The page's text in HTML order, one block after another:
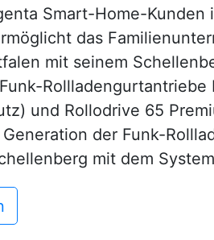
Smart-Home-Kunden
das
mit seinem
Rollladengurtantriebe
und Rollodrive 65
der Funk-
mit dem